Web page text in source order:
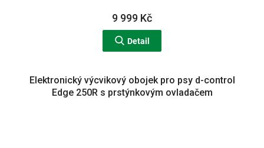
9 999 Kč
Detail
Elektronický výcvikový obojek pro psy d-control
Edge 250R s prstýnkovým ovladačem